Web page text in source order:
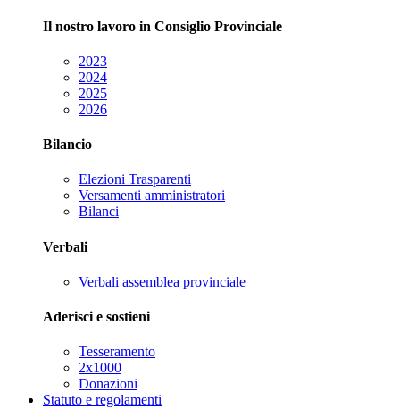
Il nostro lavoro in Consiglio Provinciale
2023
2024
2025
2026
Bilancio
Elezioni Trasparenti
Versamenti amministratori
Bilanci
Verbali
Verbali assemblea provinciale
Aderisci e sostieni
Tesseramento
2x1000
Donazioni
Statuto e regolamenti